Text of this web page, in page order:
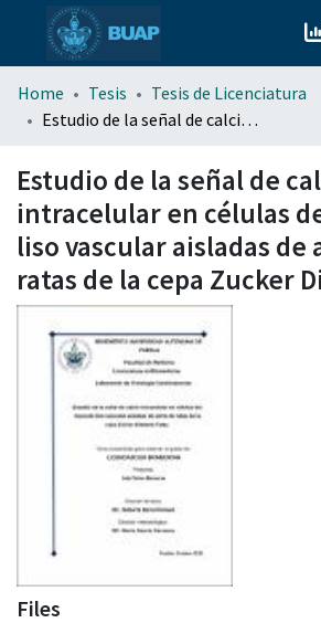
menu.section.about_menu
Home Tesis
Tesis de Licenciatura
Estudio de la señal de calcio intracelular en células del músculo liso vascular aisladas de aorta de ratas de la cepa Zucker Diabetic Fatty
Estudio de la señal de
intracelular en células
liso vascular aisladas de
ratas de la cepa Zucker
Files